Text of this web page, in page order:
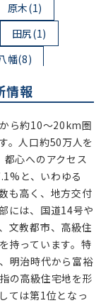
原木(1)
田尻(1)
幡(8)
平田(0)
本塩(0)
妙典(5)
広(0)
宝(1)
千鳥町(0)
駅前(22)
(2)
相之川(5)
情報
ら約10～20km圏
。人口約50万人を
心へのアクセス
と、いわゆる
も高く、地方交付
には、国道14号や
文教都市、高級住
持っています。特
明治時代から富裕
の高級住宅地を形
ては第1位となっ